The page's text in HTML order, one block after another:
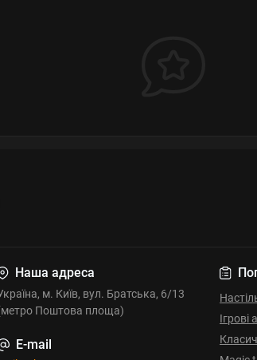
Наша адреса
м. Київ, вул. Братська, 6/13
Поштова площа)
E-mail
Ігрові